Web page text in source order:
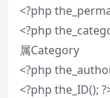
<?php
<?php
属Category
<?php
<?php the_ID();